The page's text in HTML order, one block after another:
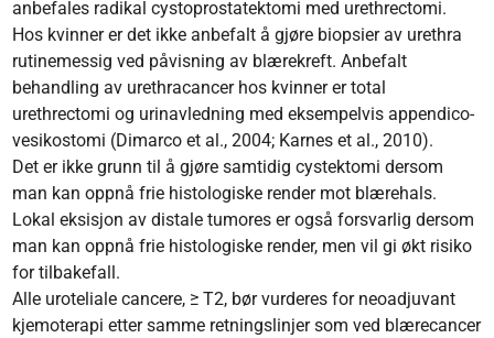
anbefales radikal cystoprostatektomi med urethrectomi.
Hos kvinner er det ikke anbefalt å gjøre biopsier av urethra
rutinemessig ved påvisning av blærekreft. Anbefalt
behandling av urethracancer hos kvinner er total
urethrectomi og urinavledning med eksempelvis appendico-
vesikostomi (Dimarco et al., 2004; Karnes et al., 2010).
Det er ikke grunn til å gjøre samtidig cystektomi dersom
man kan oppnå frie histologiske render mot blærehals.
Lokal eksisjon av distale tumores er også forsvarlig dersom
man kan oppnå frie histologiske render, men vil gi økt risiko
for tilbakefall.
Alle uroteliale cancere, ≥ T2, bør vurderes for neoadjuvant
kjemoterapi etter samme retningslinjer som ved blærecancer